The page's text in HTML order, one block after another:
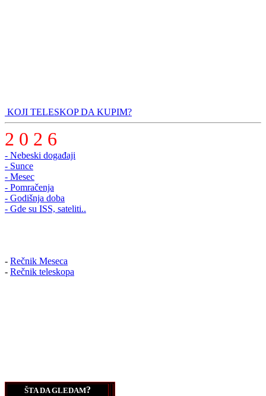
KOJI TELESKOP DA KUPIM?
2 0 2 6
- Nebeski događaji
- Sunce
- Mesec
- Pomračenja
- Godišnja doba
- Gde su ISS, sateliti..
- Rečnik Meseca
- Rečnik teleskopa
ŠTA DA GLEDAM?